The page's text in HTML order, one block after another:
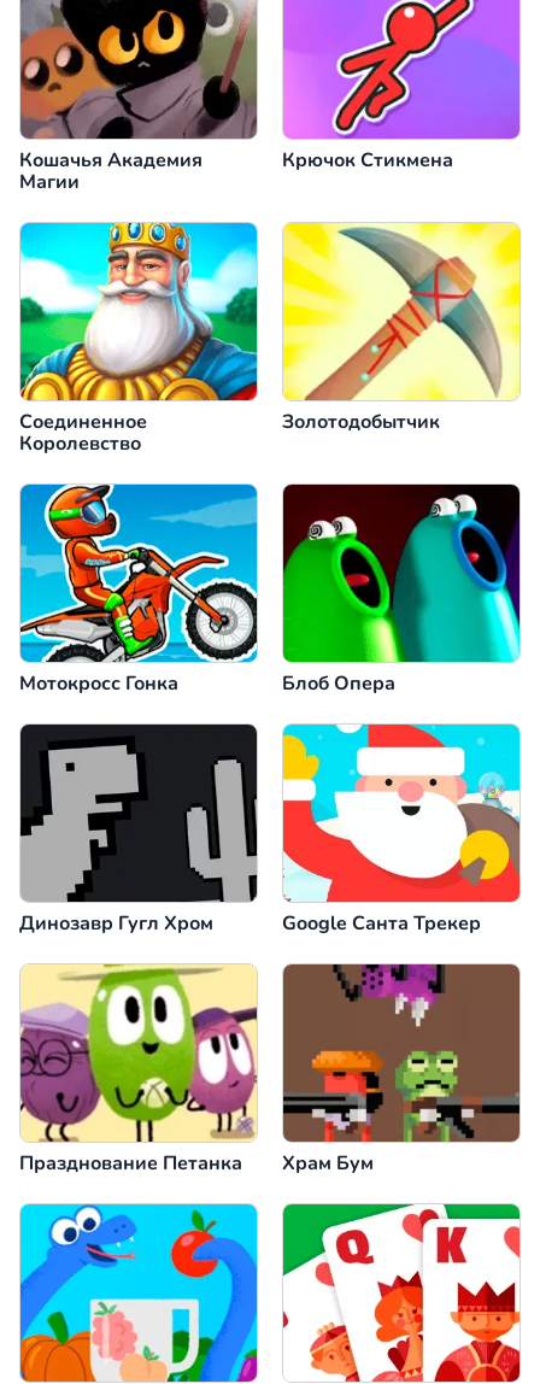
Кошачья Академия
Магии
Крючок Стикмена
Соединенное
Королевство
Золотодобытчик
Мотокросс Гонка Блоб Опера
Динозавр Гугл Хром Google Санта Трекер
Празднование Петанка Храм Бум